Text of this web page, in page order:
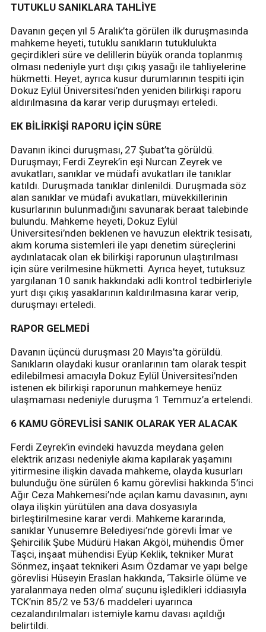
TUTUKLU SANIKLARA TAHLİYE
Davanın geçen yıl 5 Aralık’ta görülen ilk duruşmasında
mahkeme heyeti, tutuklu sanıkların tutuklulukta
geçirdikleri süre ve delillerin büyük oranda toplanmış
olması nedeniyle yurt dışı çıkış yasağı ile tahliyelerine
hükmetti. Heyet, ayrıca kusur durumlarının tespiti için
Dokuz Eylül Üniversitesi’nden yeniden bilirkişi raporu
aldırılmasına da karar verip duruşmayı erteledi.
EK BİLİRKİŞİ RAPORU İÇİN SÜRE
Davanın ikinci duruşması, 27 Şubat’ta görüldü.
Duruşmayı; Ferdi Zeyrek’in eşi Nurcan Zeyrek ve
avukatları, sanıklar ve müdafi avukatları ile tanıklar
katıldı. Duruşmada tanıklar dinlenildi. Duruşmada söz
alan sanıklar ve müdafi avukatları, müvekkillerinin
kusurlarının bulunmadığını savunarak beraat talebinde
bulundu. Mahkeme heyeti, Dokuz Eylül
Üniversitesi’nden beklenen ve havuzun elektrik tesisatı,
akım koruma sistemleri ile yapı denetim süreçlerini
aydınlatacak olan ek bilirkişi raporunun ulaştırılması
için süre verilmesine hükmetti. Ayrıca heyet, tutuksuz
yargılanan 10 sanık hakkındaki adli kontrol tedbirleriyle
yurt dışı çıkış yasaklarının kaldırılmasına karar verip,
duruşmayı erteledi.
RAPOR GELMEDİ
Davanın üçüncü duruşması 20 Mayıs’ta görüldü.
Sanıkların olaydaki kusur oranlarının tam olarak tespit
edilebilmesi amacıyla Dokuz Eylül Üniversitesi’nden
istenen ek bilirkişi raporunun mahkemeye henüz
ulaşmaması nedeniyle duruşma 1 Temmuz’a ertelendi.
6 KAMU GÖREVLİSİ SANIK OLARAK YER ALACAK
Ferdi Zeyrek’in evindeki havuzda meydana gelen
elektrik arızası nedeniyle akıma kapılarak yaşamını
yitirmesine ilişkin davada mahkeme, olayda kusurları
bulunduğu öne sürülen 6 kamu görevlisi hakkında 5’inci
Ağır Ceza Mahkemesi’nde açılan kamu davasının, aynı
olaya ilişkin yürütülen ana dava dosyasıyla
birleştirilmesine karar verdi. Mahkeme kararında,
sanıklar Yunusemre Belediyesi’nde görevli İmar ve
Şehircilik Şube Müdürü Hakan Akgöl, mühendis Ömer
Taşci, inşaat mühendisi Eyüp Keklik, tekniker Murat
Sönmez, inşaat teknikeri Asım Özdamar ve yapı belge
görevlisi Hüseyin Eraslan hakkında, ‘Taksirle ölüme ve
yaralanmaya neden olma’ suçunu işledikleri iddiasıyla
TCK’nin 85/2 ve 53/6 maddeleri uyarınca
cezalandırılmaları istemiyle kamu davası açıldığı
belirtildi.